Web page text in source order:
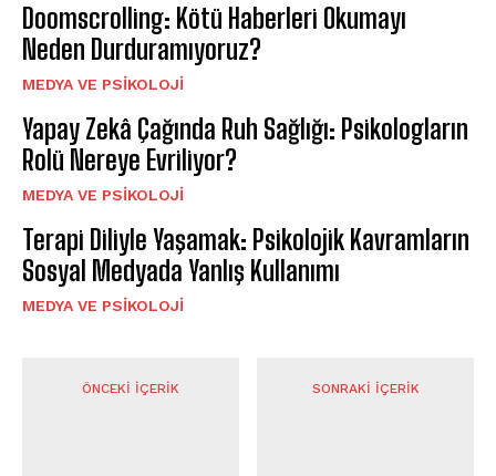
Doomscrolling: Kötü Haberleri Okumayı
Neden Durduramıyoruz?
MEDYA VE PSIKOLOJI
Yapay Zekâ Çağında Ruh Sağlığı: Psikologların
Rolü Nereye Evriliyor?
MEDYA VE PSIKOLOJI
Terapi Diliyle Yaşamak: Psikolojik Kavramların
Sosyal Medyada Yanlış Kullanımı
MEDYA VE PSIKOLOJI
ÖNCEKI İÇERIK SONRAKI İÇERIK